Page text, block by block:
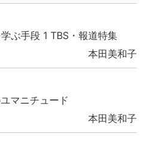
ぶ手段 1 TBS・報道特集
本田美和子
マニチュード
本田美和子